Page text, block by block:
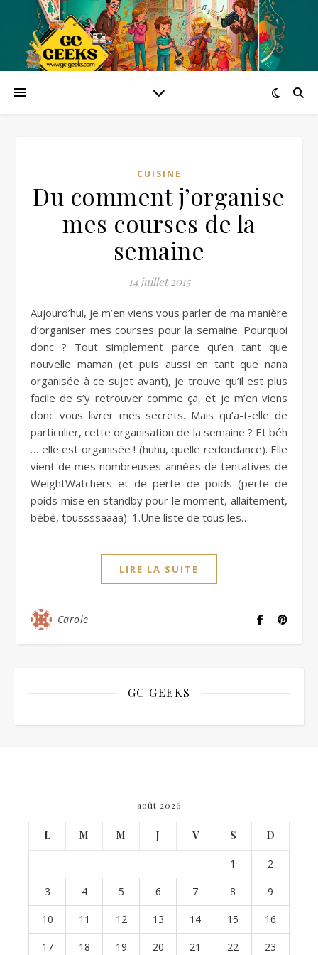
CUISINE
Du comment j’organise
mes courses de la
semaine
14 juillet 2015
Aujourd’hui, je m’en viens vous parler de ma manière
d’organiser mes courses pour la semaine. Pourquoi
donc ? Tout simplement parce qu’en tant que
nouvelle maman (et puis aussi en tant que nana
organisée à ce sujet avant), je trouve qu’il est plus
facile de s’y retrouver comme ça, et je m’en viens
donc vous livrer mes secrets. Mais qu’a-t-elle de
particulier, cette organisation de la semaine ? Et béh
… elle est organisée ! (huhu, quelle redondance). Elle
vient de mes nombreuses années de tentatives de
WeightWatchers et de perte de poids (perte de
poids mise en standby pour le moment, allaitement,
bébé, toussssaaaa). 1.Une liste de tous les…
LIRE LA SUITE
Carole
GC GEEKS
août 2026
L M M J V S D
1 2
3 4 5 6 7 8 9
10 11 12 13 14 15 16
17 18 19 20 21 22 23